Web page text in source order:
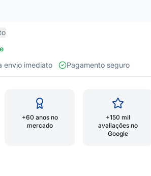
envio imediato
Pagamento seguro
+60 anos no
mercado
+150 mil
avaliações no
Google